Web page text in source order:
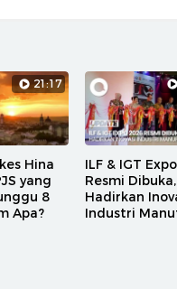
21:17
Hina
yang
8
Apa?
ILF & IGT
Resmi Dibuka,
Hadirkan
Industri